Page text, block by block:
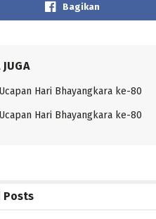
Bagikan
JUGA
Hari Bhayangkara ke-80
Hari Bhayangkara ke-80
Posts